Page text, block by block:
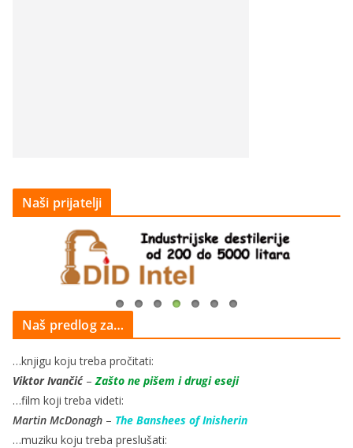
Naši prijatelji
Naš predlog za…
…knjigu koju treba pročitati:
Viktor Ivančić–Zašto ne pišem i drugi eseji
…film koji treba videti:
Martin McDonagh – The Banshees of Inisherin
…muziku koju treba preslušati: